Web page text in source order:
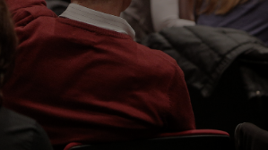
za cenovne promocije (Mercator)